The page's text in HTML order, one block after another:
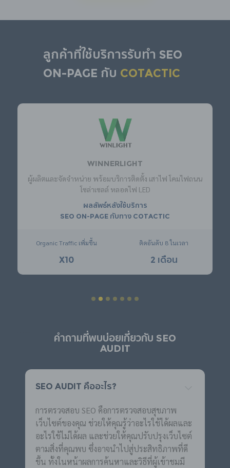
ลูกค้าที่ใช้บริการรับทำ SEO
ON-PAGE กับ Cotactic
WINNERLIGHT
ผู้ผลิตและจัดจำหน่าย พร้อมบริการติดตั้ง เสาไฟ โคมไฟถนน
โซล่าเซลล์ หลอดไฟ LED
ผลลัพธ์หลังใช้บริการ
SEO On-Page กับทาง Cotactic
Organic Traffic เพิ่มขึ้น
X10
ติดอันดับ 8 ในเวลา
2 เดือน
คำถามที่พบบ่อยเกี่ยวกับ SEO
AUDIT
SEO Audit คืออะไร?
การตรวจสอบ SEO คือการตรวจสอบสุขภาพ
เว็บไซต์ของคุณ ช่วยให้คุณรู้ว่าอะไรใช้ได้ผลและ
อะไรใช้ไม่ได้ผล และช่วยให้คุณปรับปรุงเว็บไซต์
ตามสิ่งที่คุณพบ ซึ่งอาจนำไปสู่ประสิทธิภาพที่ดี
ขึ้น ทั้งในหน้าผลการค้นหาและวิธีที่ผู้เข้าชมมี